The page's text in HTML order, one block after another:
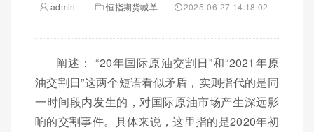
admin 恒指期货喊单 2025-06-27 14:18:02
阐述： “20年国际原油交割日”和“2021年原
油交割日”这两个短语看似矛盾，实则指代的是同
一时间段内发生的，对国际原油市场产生深远影
响的交割事件。具体来说，这里指的是2020年初